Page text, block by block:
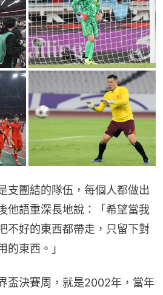
支團結的隊伍，每個人都做出
他語重深長地說：「希望當我
不好的東西都帶走，只留下對
的東西。」
盃決賽周，就是2002年，當年